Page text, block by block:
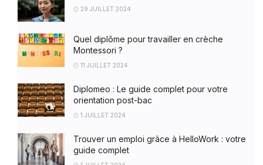
29 JUILLET 2024
Quel diplôme pour travailler en crèche
Montessori ?
11 JUILLET 2024
Diplomeo : Le guide complet pour votre
orientation post-bac
1 JUILLET 2024
Trouver un emploi grâce à HelloWork : votre
guide complet